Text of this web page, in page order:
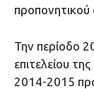
προπονητικού
Την περίοδο
επιτελείου
2014-2015